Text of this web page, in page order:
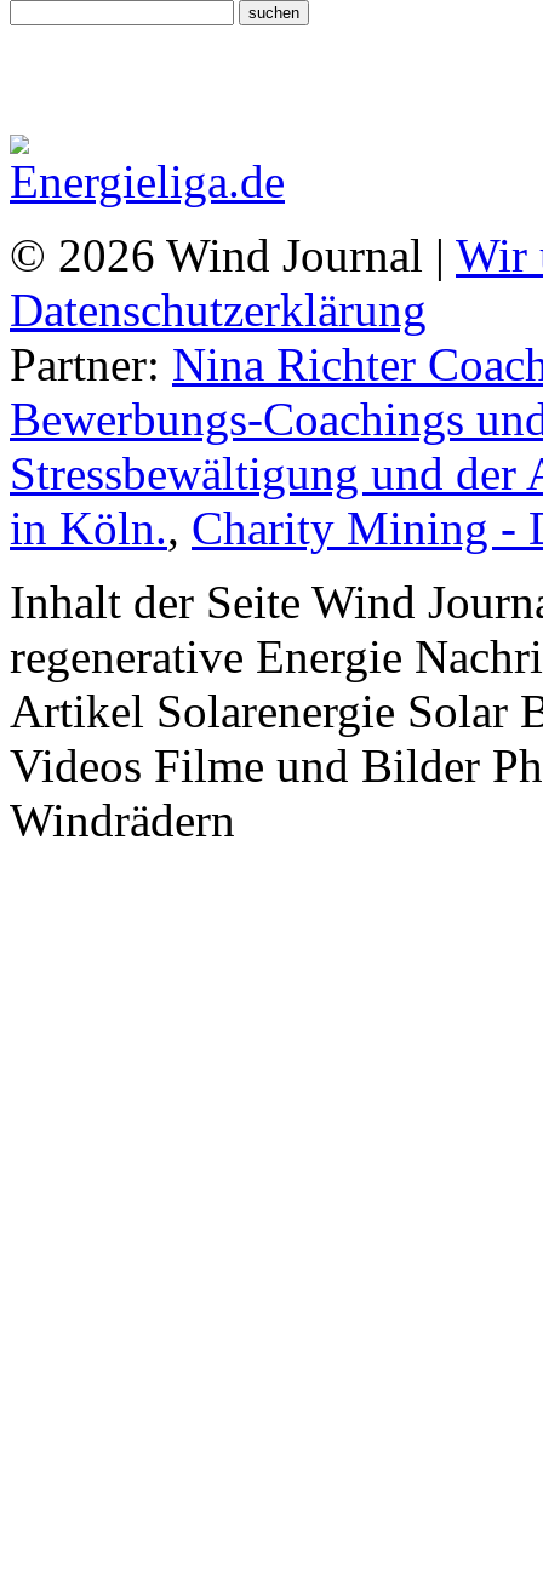
© 2026 Wind Journal | Wir
Datenschutzerklärung
Partner: Nina Richter
Bewerbungs-Coachings
Stressbewältigung und
in Köln., Charity Mining -
Inhalt der Seite Wind
regenerative Energie
Artikel Solarenergie Solar
Videos Filme und Bilder
Windrädern